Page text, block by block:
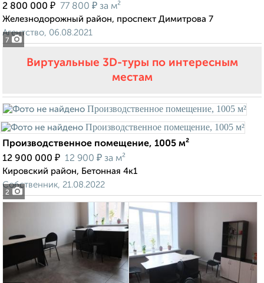
7
2 800 000 ₽ 77 800 ₽ за м²
Железнодорожный район, проспект Димитрова 7
Агентство, 06.08.2021
Виртуальные 3D-туры по интересным
местам
2
Производственное помещение, 1005 м²
12 900 000 ₽ 12 900 ₽ за м²
Кировский район, Бетонная 4к1
Собственник, 21.08.2022